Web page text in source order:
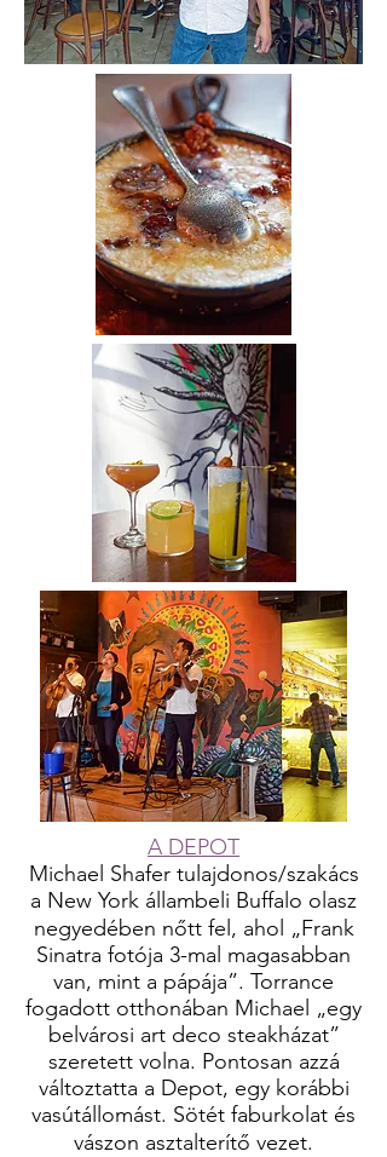
A DEPOT
Michael Shafer tulajdonos/szakács
a New York állambeli Buffalo olasz
negyedében nőtt fel, ahol „Frank
Sinatra fotója 3-mal magasabban
van, mint a pápája”. Torrance
fogadott otthonában Michael „egy
belvárosi art deco steakházat”
szeretett volna. Pontosan azzá
változtatta a Depot, egy korábbi
vasútállomást. Sötét faburkolat és
vászon asztalterítő vezet.